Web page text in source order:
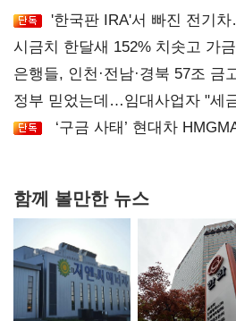
'한국판 IRA'서 빠진 전기
시금치 한달새 152% 치솟고 가
은행들, 인천·전남·경북 57조 금
정부 믿었는데…임대사업자 "세
‘구금 사태’ 현대차
함께 볼만한 뉴스